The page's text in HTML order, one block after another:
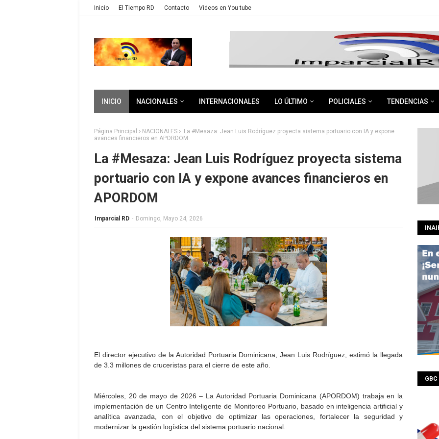
Inicio El Tiempo RD Contacto Videos en You tube
INICIO NACIONALES INTERNACIONALES LO ÚLTIMO POLICIALES TENDENCIAS
Página Principal NACIONALES
La #Mesaza: Jean Luis Rodríguez proyecta sistema portuario con IA y expone
avances financieros en APORDOM
La #Mesaza: Jean Luis Rodríguez proyecta sistema
portuario con IA y expone avances financieros en
APORDOM
Imparcial RD - Domingo, Mayo 24, 2026
El director ejecutivo de la Autoridad Portuaria Dominicana, Jean Luis Rodríguez, estimó la llegada
de 3.3 millones de cruceristas para el cierre de este año.
Miércoles, 20 de mayo de 2026 – La Autoridad Portuaria Dominicana (APORDOM) trabaja en la
implementación de un Centro Inteligente de Monitoreo Portuario, basado en inteligencia artificial y
analítica avanzada, con el objetivo de optimizar las operaciones, fortalecer la seguridad y
modernizar la gestión logística del sistema portuario nacional.
GBC